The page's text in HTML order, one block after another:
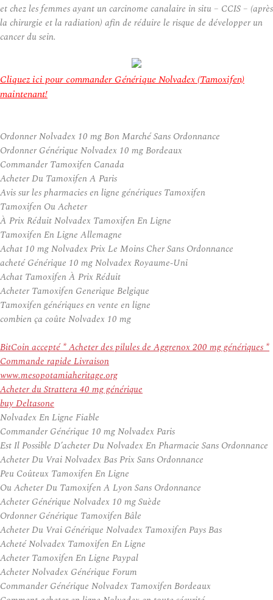
et chez les femmes ayant un carcinome canalaire in situ – CCIS – (après
la chirurgie et la radiation) afin de réduire le risque de développer un
cancer du sein.
Cliquez ici pour commander Générique Nolvadex (Tamoxifen)
maintenant!
Ordonner Nolvadex 10 mg Bon Marché Sans Ordonnance
Ordonner Générique Nolvadex 10 mg Bordeaux
Commander Tamoxifen Canada
Acheter Du Tamoxifen A Paris
Avis sur les pharmacies en ligne génériques Tamoxifen
Tamoxifen Ou Acheter
À Prix Réduit Nolvadex Tamoxifen En Ligne
Tamoxifen En Ligne Allemagne
Achat 10 mg Nolvadex Prix Le Moins Cher Sans Ordonnance
acheté Générique 10 mg Nolvadex Royaume-Uni
Achat Tamoxifen À Prix Réduit
Acheter Tamoxifen Generique Belgique
Tamoxifen génériques en vente en ligne
combien ça coûte Nolvadex 10 mg
BitCoin accepté * Acheter des pilules de Aggrenox 200 mg génériques *
Commande rapide Livraison
www.mesopotamiaheritage.org
Acheter du Strattera 40 mg générique
buy Deltasone
Nolvadex En Ligne Fiable
Commander Générique 10 mg Nolvadex Paris
Est Il Possible D’acheter Du Nolvadex En Pharmacie Sans Ordonnance
Acheter Du Vrai Nolvadex Bas Prix Sans Ordonnance
Peu Coûteux Tamoxifen En Ligne
Ou Acheter Du Tamoxifen A Lyon Sans Ordonnance
Acheter Générique Nolvadex 10 mg Suède
Ordonner Générique Tamoxifen Bâle
Acheter Du Vrai Générique Nolvadex Tamoxifen Pays Bas
Acheté Nolvadex Tamoxifen En Ligne
Acheter Tamoxifen En Ligne Paypal
Acheter Nolvadex Générique Forum
Commander Générique Nolvadex Tamoxifen Bordeaux